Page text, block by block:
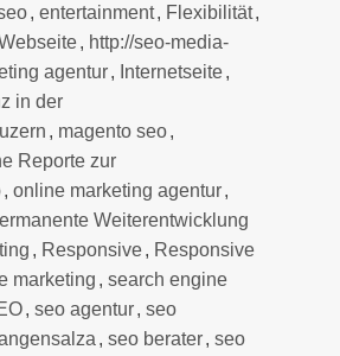
,entertainment, Flexibilität,
, http://seo-media-
agentur, Internetseite,
in der
, magento seo,
Reporte zur
,online marketing agentur,
Weiterentwicklung
, Responsive, Responsive
marketing ,search engine
,seo agentur,seo
,seo berater,seo